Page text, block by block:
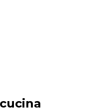
Esperienze